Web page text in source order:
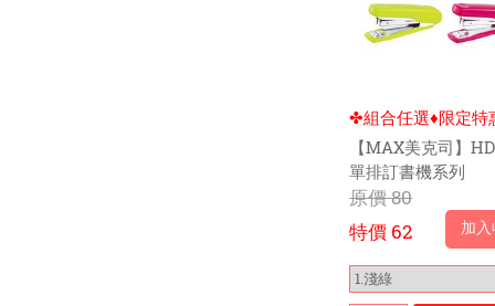
✤組合任選♦限定特
【MAX美克司】
單排訂書機系列
原價80
特價 62 加